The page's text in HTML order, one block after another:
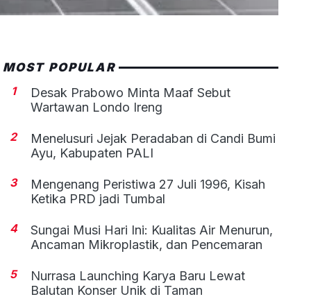
MOST POPULAR
1
Desak Prabowo Minta Maaf Sebut
Wartawan Londo Ireng
2
Menelusuri Jejak Peradaban di Candi Bumi
Ayu, Kabupaten PALI
3
Mengenang Peristiwa 27 Juli 1996, Kisah
Ketika PRD jadi Tumbal
4
Sungai Musi Hari Ini: Kualitas Air Menurun,
Ancaman Mikroplastik, dan Pencemaran
5
Nurrasa Launching Karya Baru Lewat
Balutan Konser Unik di Taman